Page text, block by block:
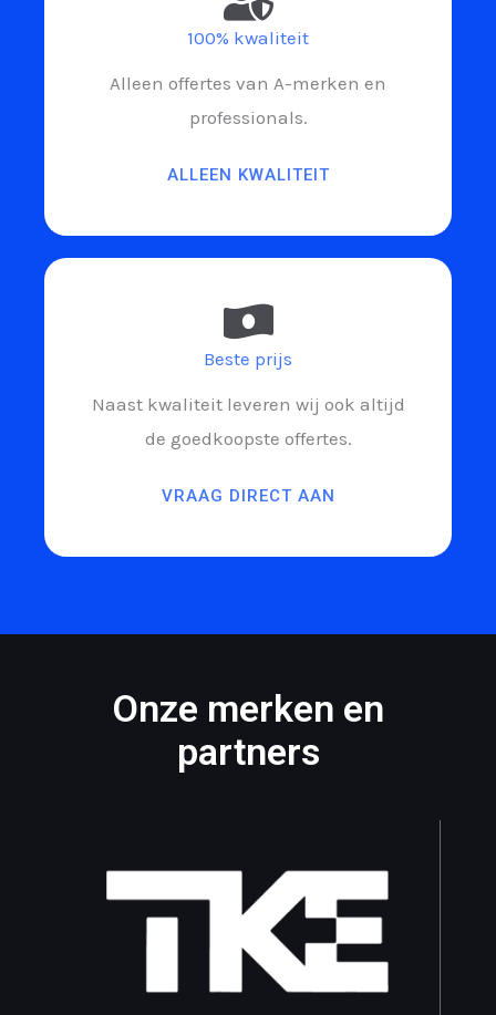
100% kwaliteit
Alleen offertes van A-merken en
professionals.
ALLEEN KWALITEIT
Beste prijs
Naast kwaliteit leveren wij ook altijd
de goedkoopste offertes.
VRAAG DIRECT AAN
Onze merken en
partners